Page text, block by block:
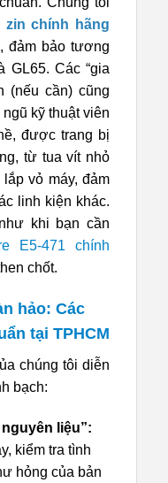
zin chính hãng
, đảm bảo tương
GL65. Các “gia
(nếu cần) cũng
kỹ thuật viên
được trang bị
từ tua vít nhỏ
vỏ máy, đảm
linh kiện khác.
khi bạn cần
E5-471 chính
chốt.
hảo: Các
tại TPHCM
chúng tôi diễn
bạch:
liệu”:
kiểm tra tình
hỏng của bản